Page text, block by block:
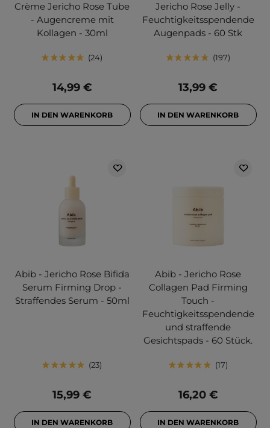
Crème Jericho Rose Tube
- Augencreme mit
Kollagen - 30ml
24
14,99 €
IN DEN WARENKORB
Jericho Rose Jelly -
Feuchtigkeitsspendende
Augenpads - 60 Stk
197
13,99 €
IN DEN WARENKORB
Abib - Jericho Rose Bifida
Serum Firming Drop -
Straffendes Serum - 50ml
23
15,99 €
IN DEN WARENKORB
Abib - Jericho Rose
Collagen Pad Firming
Touch -
Feuchtigkeitsspendende
und straffende
Gesichtspads - 60 Stück.
17
16,20 €
IN DEN WARENKORB